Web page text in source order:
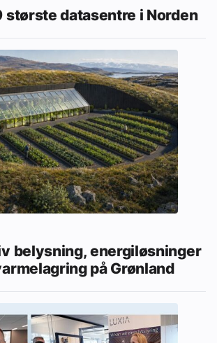
største datasentre i Norden
belysning, energiløsninger
på Grønland